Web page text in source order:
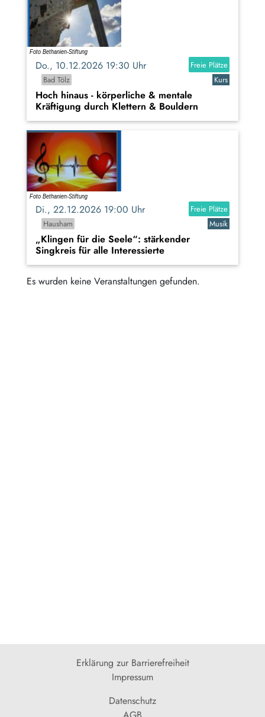
Do., 10.12.2026 19:30 Uhr
Freie Plätze
Bad Tölz
Kurs
Hoch hinaus - körperliche & mentale
Kräftigung durch Klettern & Bouldern
Di., 22.12.2026 19:00 Uhr
Freie Plätze
Hausham
Musik
„Klingen für die Seele“: stärkender
Singkreis für alle Interessierte
Es wurden keine Veranstaltungen gefunden.
Erklärung zur Barrierefreiheit
Impressum
Datenschutz